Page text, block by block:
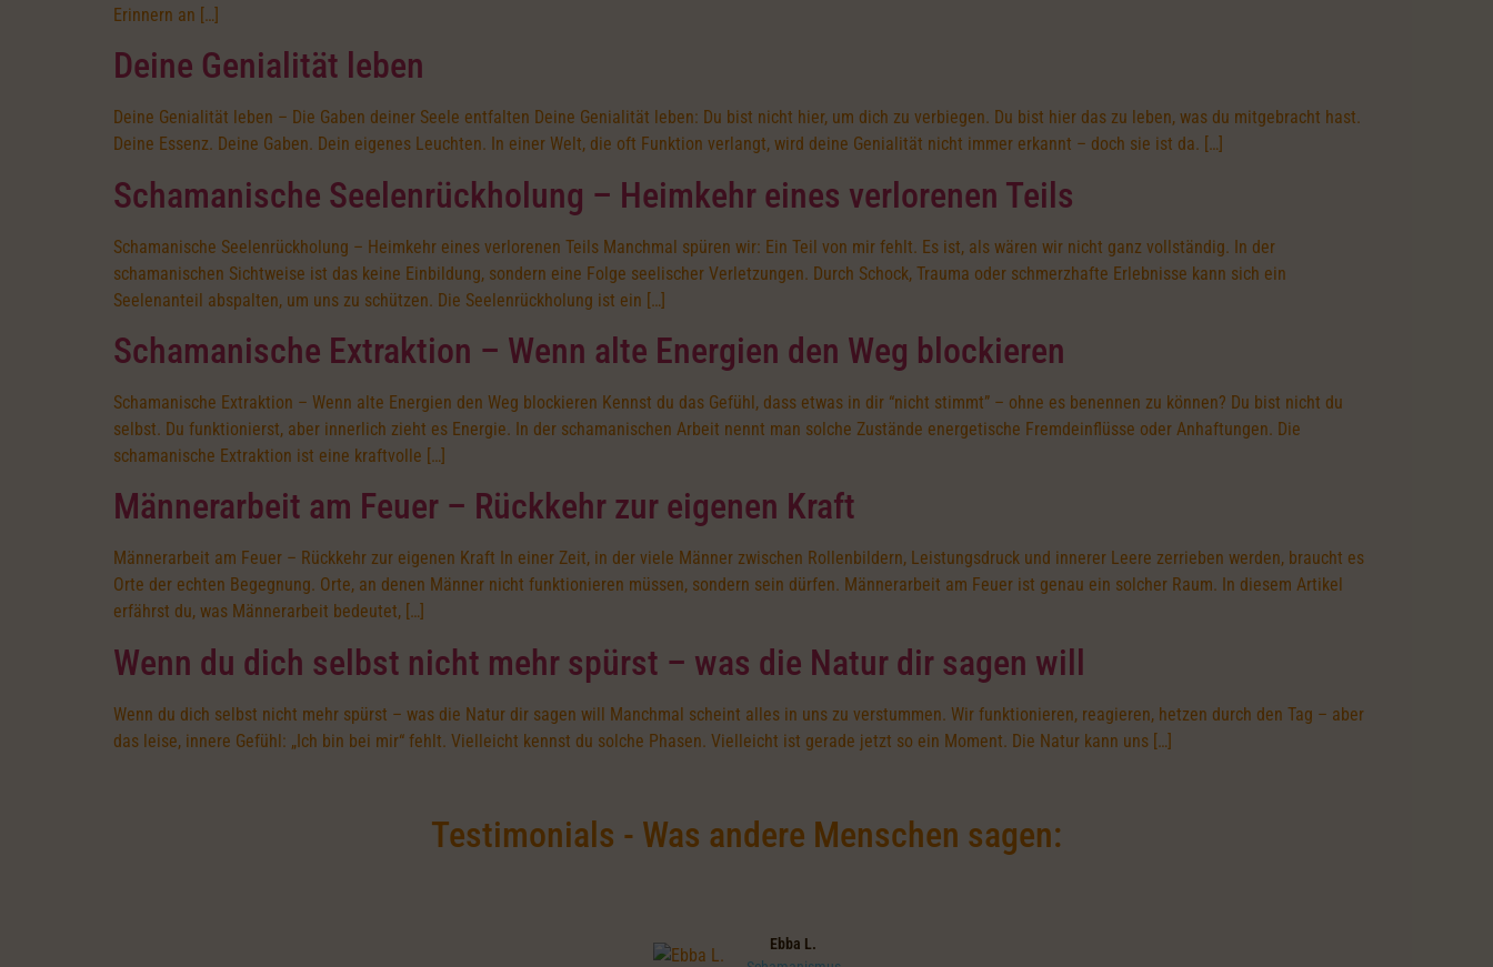
Erinnern an […]
Deine Genialität leben
Deine Genialität leben – Die Gaben deiner Seele entfalten Deine Genialität leben: Du bist nicht hier, um dich zu verbiegen. Du bist hier das zu leben, was du mitgebracht hast.
Deine Essenz. Deine Gaben. Dein eigenes Leuchten. In einer Welt, die oft Funktion verlangt, wird deine Genialität nicht immer erkannt – doch sie ist da. […]
Schamanische Seelenrückholung – Heimkehr eines verlorenen Teils
Schamanische Seelenrückholung – Heimkehr eines verlorenen Teils Manchmal spüren wir: Ein Teil von mir fehlt. Es ist, als wären wir nicht ganz vollständig. In der
schamanischen Sichtweise ist das keine Einbildung, sondern eine Folge seelischer Verletzungen. Durch Schock, Trauma oder schmerzhafte Erlebnisse kann sich ein
Seelenanteil abspalten, um uns zu schützen. Die Seelenrückholung ist ein […]
Schamanische Extraktion – Wenn alte Energien den Weg blockieren
Schamanische Extraktion – Wenn alte Energien den Weg blockieren Kennst du das Gefühl, dass etwas in dir “nicht stimmt” – ohne es benennen zu können? Du bist nicht du
selbst. Du funktionierst, aber innerlich zieht es Energie. In der schamanischen Arbeit nennt man solche Zustände energetische Fremdeinflüsse oder Anhaftungen. Die
schamanische Extraktion ist eine kraftvolle […]
Männerarbeit am Feuer – Rückkehr zur eigenen Kraft
Männerarbeit am Feuer – Rückkehr zur eigenen Kraft In einer Zeit, in der viele Männer zwischen Rollenbildern, Leistungsdruck und innerer Leere zerrieben werden, braucht es
Orte der echten Begegnung. Orte, an denen Männer nicht funktionieren müssen, sondern sein dürfen. Männerarbeit am Feuer ist genau ein solcher Raum. In diesem Artikel
erfährst du, was Männerarbeit bedeutet, […]
Wenn du dich selbst nicht mehr spürst – was die Natur dir sagen will
Wenn du dich selbst nicht mehr spürst – was die Natur dir sagen will Manchmal scheint alles in uns zu verstummen. Wir funktionieren, reagieren, hetzen durch den Tag – aber
das leise, innere Gefühl: „Ich bin bei mir“ fehlt. Vielleicht kennst du solche Phasen. Vielleicht ist gerade jetzt so ein Moment. Die Natur kann uns […]
Testimonials - Was andere Menschen sagen:
Ebba L.